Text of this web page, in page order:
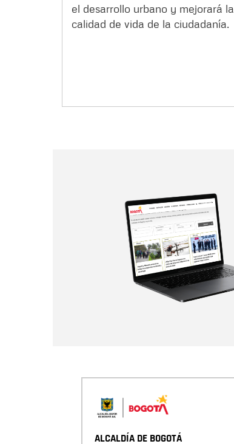
el desarrollo urbano y mejorará la
calidad de vida de la ciudadanía.
ALCALDÍA DE BOGOTÁ